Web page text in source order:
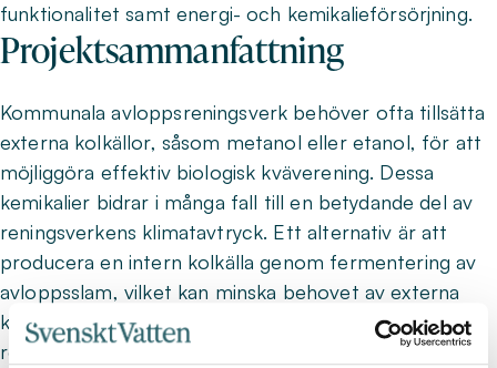
funktionalitet samt energi- och kemikalieförsörjning.
Projektsammanfattning
Kommunala avloppsreningsverk behöver ofta tillsätta
externa kolkällor, såsom metanol eller etanol, för att
möjliggöra effektiv biologisk kväverening. Dessa
kemikalier bidrar i många fall till en betydande del av
reningsverkens klimatavtryck. Ett alternativ är att
producera en intern kolkälla genom fermentering av
avloppsslam, vilket kan minska behovet av externa
kemikalier och samtidigt bidra till mer cirkulära och
resurseffektiva reningsprocesser. Samtidigt innebär